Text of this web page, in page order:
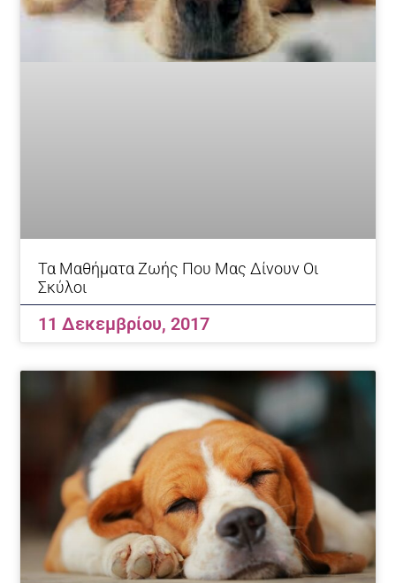
Τα Μαθήματα Ζωής Που Μας Δίνουν Οι
Σκύλοι
11 Δεκεμβρίου, 2017